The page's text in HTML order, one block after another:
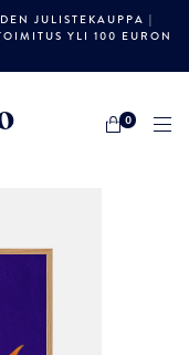
JULISTEKAUPPA |
YLI 100 EURON
0